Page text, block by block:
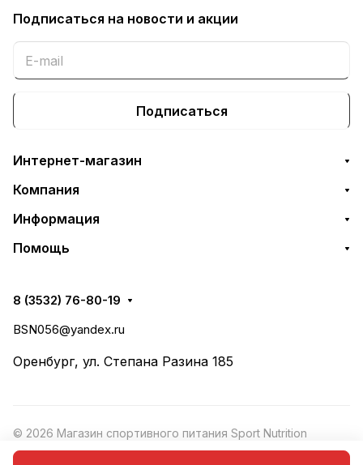
Подписаться на новости и акции
Подписаться
Интернет-магазин
Компания
Информация
Помощь
8 (3532) 76-80-19
BSN056@yandex.ru
Оренбург, ул. Степана Разина 185
© 2026 Магазин спортивного питания Sport Nutrition